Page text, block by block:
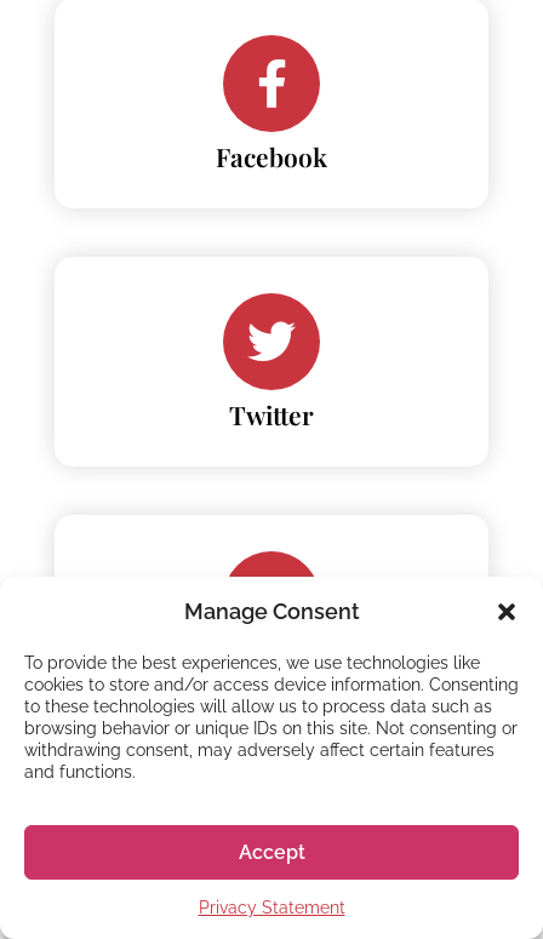
Manage Consent
To provide the best experiences, we use technologies like
cookies to store and/or access device information. Consenting
to these technologies will allow us to process data such as
browsing behavior or unique IDs on this site. Not consenting or
withdrawing consent, may adversely affect certain features
and functions.
Accept
Privacy Statement
Facebook
Twitter
YouTube